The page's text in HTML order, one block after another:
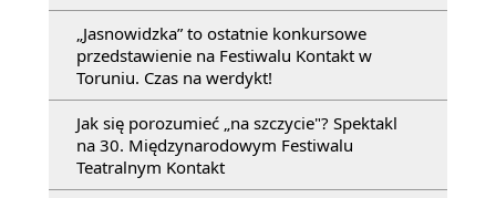
„Jasnowidzka” to ostatnie konkursowe
przedstawienie na Festiwalu Kontakt w
Toruniu. Czas na werdykt!
Jak się porozumieć „na szczycie"? Spektakl
na 30. Międzynarodowym Festiwalu
Teatralnym Kontakt